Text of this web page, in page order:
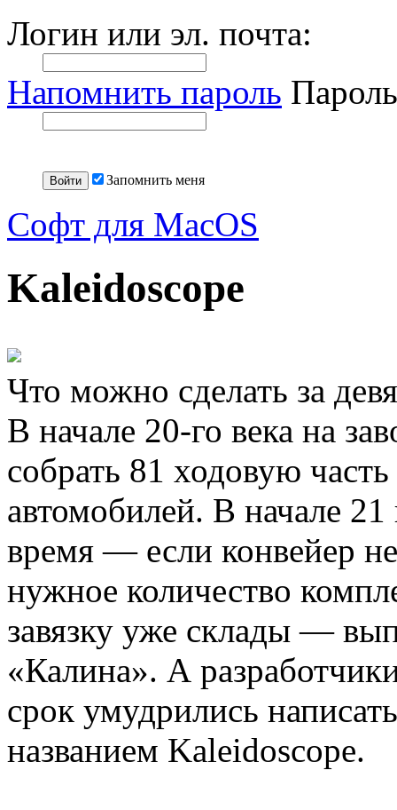
Логин или эл. почта:
Напомнить пароль
Запомнить меня
Софт для MacOS
Kaleidoscope
Что можно сделать за
В начале 20-го века на
собрать 81 ходовую
автомобилей. В начале
время — если конвейер не
нужное количество
завязку уже склады —
«Калина». А
срок умудрились
названием Kaleidoscope.